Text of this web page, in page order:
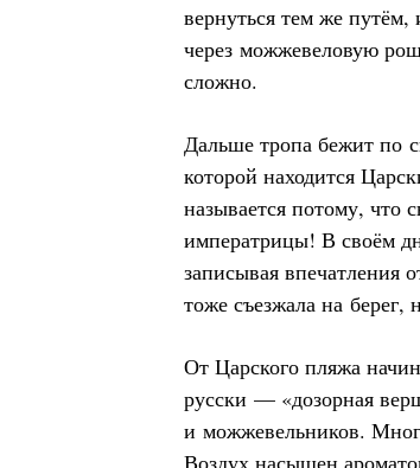
вернуться тем же путём,
через можжевеловую
сложно.
Дальше тропа бежит по
которой находится
называется потому, что
императрицы! В своём
записывая впечатления
тоже съезжала на берег,
От Царского пляжа
русски — «дозорная
и можжевельников.
Воздух насыщен